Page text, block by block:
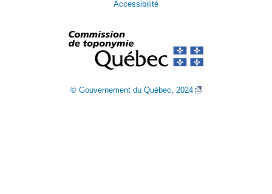
Accessibilité
© Gouvernement du Québec, 2024